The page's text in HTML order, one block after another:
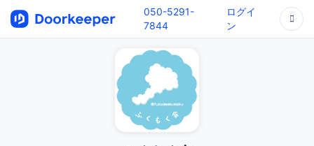
050-5291-
7844
ログイ
ン